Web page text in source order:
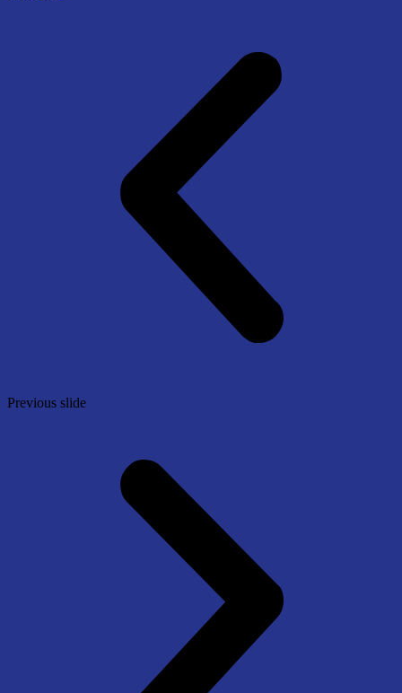
Previous slide